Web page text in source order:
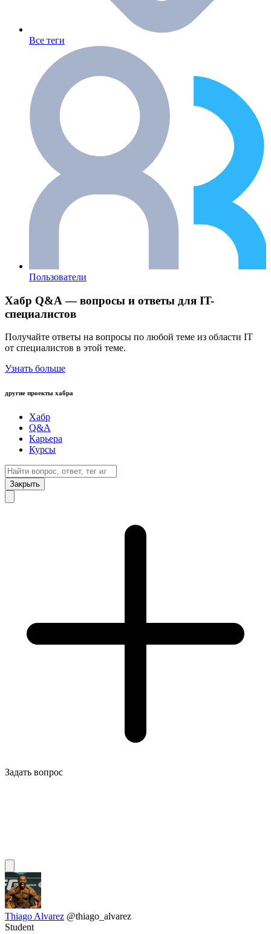
Все теги
Пользователи
Хабр Q&A — вопросы и ответы для IT-
специалистов
Получайте ответы на вопросы по любой теме из области IT
от специалистов в этой теме.
Узнать больше
другие проекты хабра
Хабр
Q&A
Карьера
Курсы
Закрыть
Задать вопрос
Thiago Alvarez @thiago_alvarez
Student